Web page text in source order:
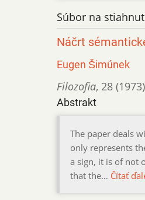
Súbor na
Náčrt
Eugen Šimúnek
Filozofia, 28 (1973)
Abstrakt
The paper deals
only represents
a sign, it is of not
that the… Čítať